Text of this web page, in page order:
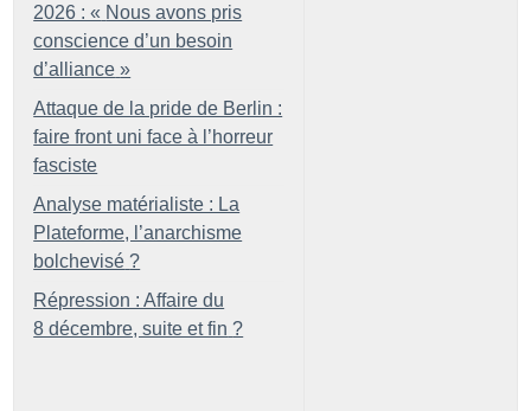
2026 : « Nous avons pris
conscience d’un besoin
d’alliance »
Attaque de la pride de Berlin :
faire front uni face à l’horreur
fasciste
Analyse matérialiste : La
Plateforme, l’anarchisme
bolchevisé ?
Répression : Affaire du
8 décembre, suite et fin ?